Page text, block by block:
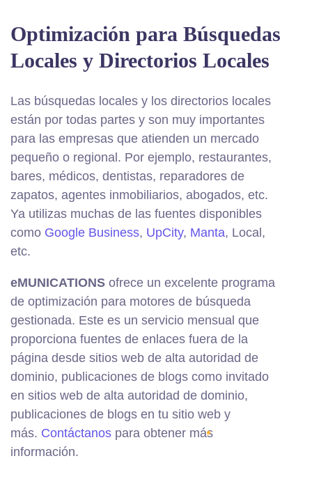
Optimización para Búsquedas
Locales y Directorios Locales
Las búsquedas locales y los directorios locales
están por todas partes y son muy importantes
para las empresas que atienden un mercado
pequeño o regional. Por ejemplo, restaurantes,
bares, médicos, dentistas, reparadores de
zapatos, agentes inmobiliarios, abogados, etc.
Ya utilizas muchas de las fuentes disponibles
como Google Business, UpCity, Manta, Local,
etc.
eMUNICATIONS ofrece un excelente programa
de optimización para motores de búsqueda
gestionada. Este es un servicio mensual que
proporciona fuentes de enlaces fuera de la
página desde sitios web de alta autoridad de
dominio, publicaciones de blogs como invitado
en sitios web de alta autoridad de dominio,
publicaciones de blogs en tu sitio web y
más. Contáctanos para obtener más
información.